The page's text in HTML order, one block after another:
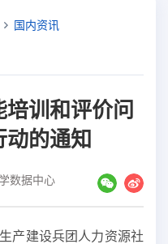
国内资讯
训和评价问
的通知
数据中心
产建设兵团人力资源社